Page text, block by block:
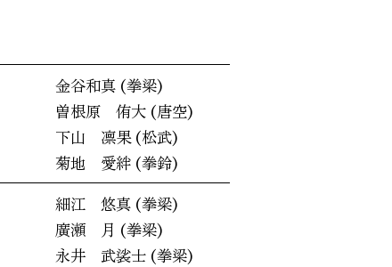
金谷和真 (拳梁)
曽根原 侑大 (唐空)
下山 凛果 (松武)
菊地 愛絆 (拳鈴)
細江 悠真 (拳梁)
廣瀬 月 (拳梁)
永井 武裟士 (拳梁)